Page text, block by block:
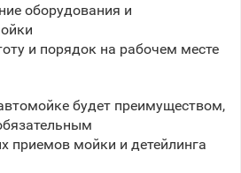
оборудования и
и порядок на рабочем месте
будет преимуществом,
приемов мойки и детейлинга